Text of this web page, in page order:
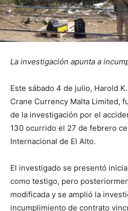
La investigación apunta a
Este sábado 4 de julio, Harold
Crane Currency Malta Limited,
de la investigación por el
130 ocurrido el 27 de febrero
Internacional de El Alto.
El investigado se presentó
como testigo, pero
modificada y se amplió la
incumplimiento de contrato